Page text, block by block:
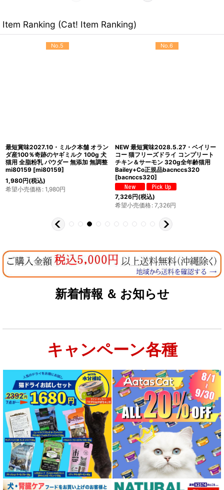
Item Ranking (Cat! Item Ranking)
No.5
最短賞味2027.10・ミルク本舗 オラン
ダ産100％奇跡のヤギミルク 100g 犬
猫用 全脂粉乳 パウダー 無添加 無調整
mi80159 [mi80159]
1,980円(税込)
希望小売価格: 1,980円
No.6
NEW 最短賞味2028.5.27・ベイリー
コー 猫フリーズドライ コンプリート
チキン＆サーモン 320g全年齢猫用
Bailey+Co正規品bacnccs320
[bacnccs320]
7,326円(税込)
希望小売価格: 7,326円
新着情報 ＆ お知らせ
キャンペーン各種